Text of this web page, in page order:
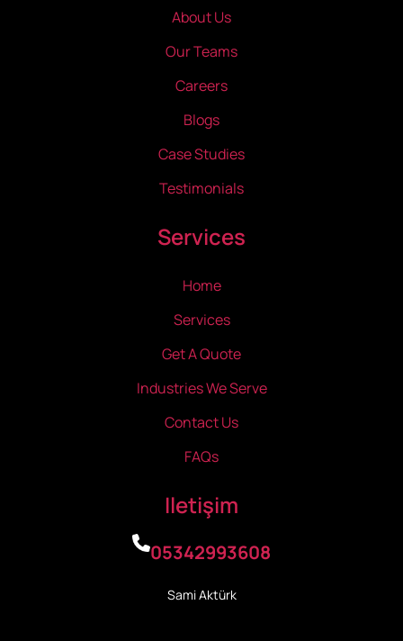
About Us
Our Teams
Careers
Blogs
Case Studies
Testimonials
Services
Home
Services
Get A Quote
Industries We Serve
Contact Us
FAQs
Iletişim
05342993608
Sami Aktürk